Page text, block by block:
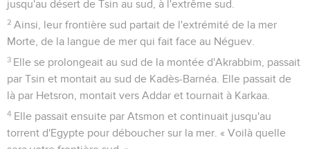
jusqu'au désert de Tsin au sud, à l'extrême sud.
2 Ainsi, leur frontière sud partait de l'extrémité de la mer
Morte, de la langue de mer qui fait face au Néguev.
3 Elle se prolongeait au sud de la montée d'Akrabbim, passait
par Tsin et montait au sud de Kadès-Barnéa. Elle passait de
là par Hetsron, montait vers Addar et tournait à Karkaa.
4 Elle passait ensuite par Atsmon et continuait jusqu'au
torrent d'Egypte pour déboucher sur la mer. « Voilà quelle